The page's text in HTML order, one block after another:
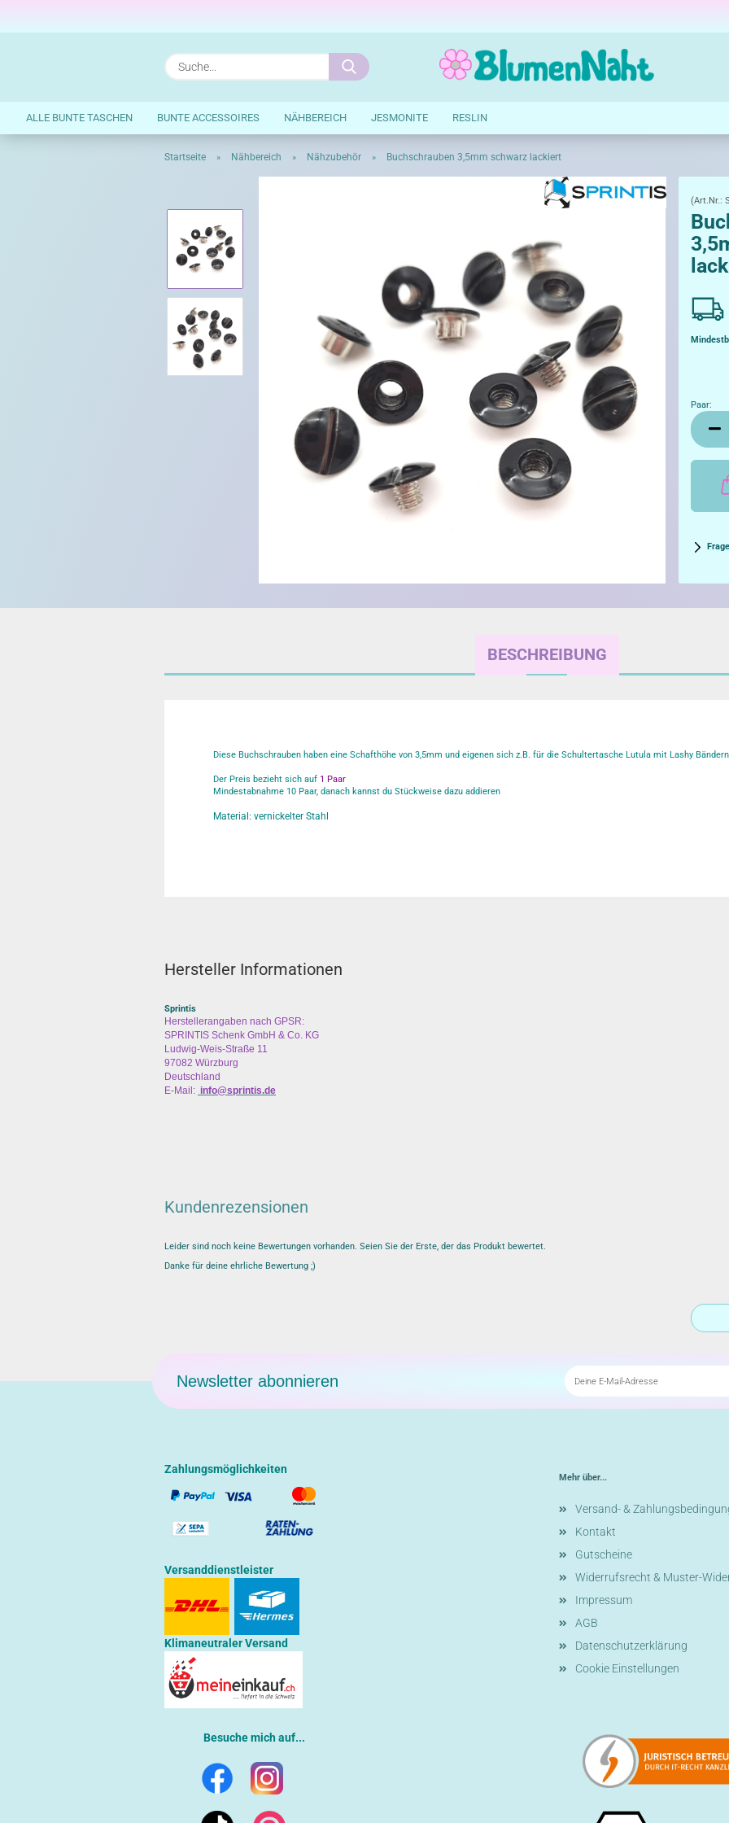
Passwort vergessen?
Suche...
ALLE BUNTE TASCHEN BUNTE ACCESSOIRES NÄHBEREICH JESMONITE RESLIN
Startseite » Nähbereich » Nähzubehör » Buchschrauben 3,5mm schwarz lackiert
(Art.Nr.:
Paar:
Paar
BESCHREIBUNG
Diese Buchschrauben haben eine Schafthöhe von 3,5mm und eigenen sich z.B. für die Schultertasche Lutula mit Lashy
Der Preis bezieht sich auf 1 Paar
Mindestabnahme 10 Paar, danach kannst du Stückweise dazu addieren
Material: vernickelter Stahl
Hersteller Informationen
Sprintis
Herstellerangaben nach GPSR:
SPRINTIS Schenk GmbH & Co. KG
Ludwig-Weis-Straße 11
97082 Würzburg
Deutschland
E-Mail: info@sprintis.de
Kundenrezensionen
Leider sind noch keine Bewertungen vorhanden. Seien Sie der Erste, der das Produkt bewertet.
Danke für deine ehrliche Bewertung ;)
Newsletter abonnieren
Zahlungsmöglichkeiten
Versanddienstleister
Klimaneutraler Versand
Mehr über...
Versand- &
Kontakt
Gutscheine
Widerrufsrecht & Muster-
Impressum
AGB
Datenschutzerklärung
Cookie Einstellungen
Besuche mich auf...